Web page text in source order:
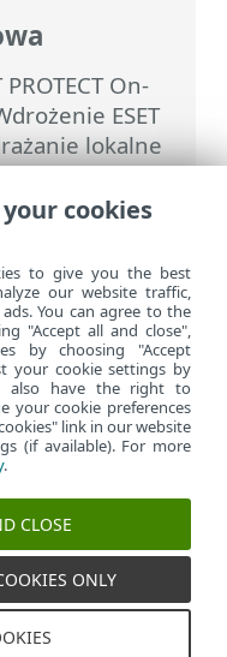
PROTECT On-
ESET
lokalne
agenta>
dla
plikami cookie
cookies
to give you the best
our website traffic,
You can agree to the
"Accept all and close",
by choosing "Accept
your cookie settings by
also have the right to
your cookie preferences
link in our website
(if available). For more
.
CLOSE
ONLY